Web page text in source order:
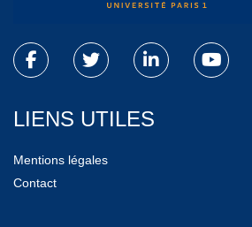
LIENS UTILES
Mentions légales
Contact